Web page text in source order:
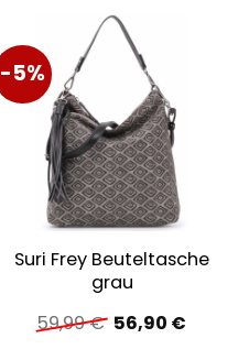
-5%
Suri Frey Beuteltasche
grau
59,99€
Preis
56,90 €